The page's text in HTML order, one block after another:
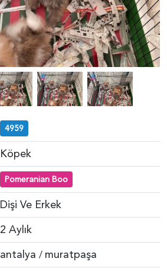
4959
Köpek
Pomeranian Boo
Dişi Ve Erkek
2 Aylık
antalya / muratpaşa